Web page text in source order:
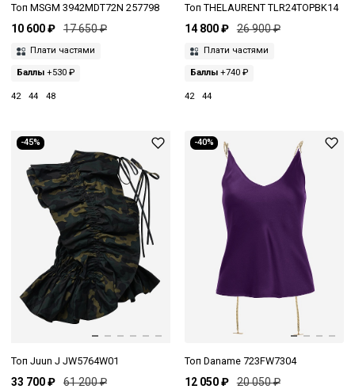
Топ MSGM 3942MDT72N 257798
10 600 ₽ 17 650 ₽
Плати частями
Баллы +530 ₽
42 44 48
Топ THELAURENT TLR24TOPBK14
14 800 ₽ 26 900 ₽
Плати частями
Баллы+740 ₽
42 44
-45%
Топ Juun J JW5764W01
33 700 ₽ 61 200 ₽
-40%
Топ Daname 723FW7304
12 050 ₽ 20 050 ₽